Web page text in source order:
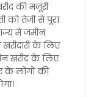
की मंजूरी
को तेजी से पूरा
में जमीन
के लिए
खरीद के लिए
के लोगों की